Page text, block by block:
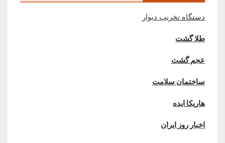
دستگاه تخریب دیوار
طلا گشت
عجم گشت
ساختمان سلامت
هاریکا ایده
اخبار روز ایران